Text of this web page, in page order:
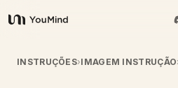
YouMind
Visão geral
INSTRUÇÕES›IMAGEM INSTRUÇÃO